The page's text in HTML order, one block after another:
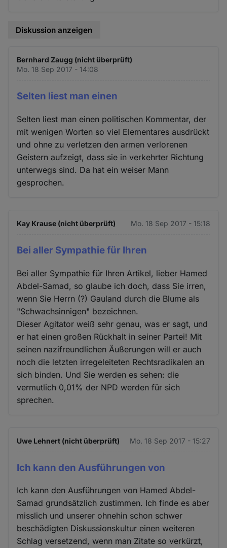
Diskussion anzeigen
Bernhard Zaugg (nicht überprüft)
Mo. 18 Sep 2017 - 14:08
Selten liest man einen
Selten liest man einen politischen Kommentar, der
mit wenigen Worten so viel Elementares ausdrückt
und ohne zu verletzen den armen verlorenen
Geistern aufzeigt, dass sie in verkehrter Richtung
unterwegs sind. Da hat ein weiser Mann
gesprochen.
Kay Krause (nicht überprüft) Mo. 18 Sep 2017 - 15:18
Bei aller Sympathie für Ihren
Bei aller Sympathie für Ihren Artikel, lieber Hamed
Abdel-Samad, so glaube ich doch, dass Sie irren,
wenn Sie Herrn (?) Gauland durch die Blume als
"Schwachsinnigen" bezeichnen.
Dieser Agitator weiß sehr genau, was er sagt, und
er hat einen großen Rückhalt in seiner Partei! Mit
seinen nazifreundlichen Äußerungen will er auch
noch die letzten irregeleiteten Rechtsradikalen an
sich binden. Und Sie werden es sehen: die
vermutlich 0,01% der NPD werden für sich
sprechen.
Uwe Lehnert (nicht überprüft) Mo. 18 Sep 2017 - 15:27
Ich kann den Ausführungen von
Ich kann den Ausführungen von Hamed Abdel-
Samad grundsätzlich zustimmen. Ich finde es aber
misslich und unserer ohnehin schon schwer
beschädigten Diskussionskultur einen weiteren
Schlag versetzend, wenn man Zitate so verkürzt,